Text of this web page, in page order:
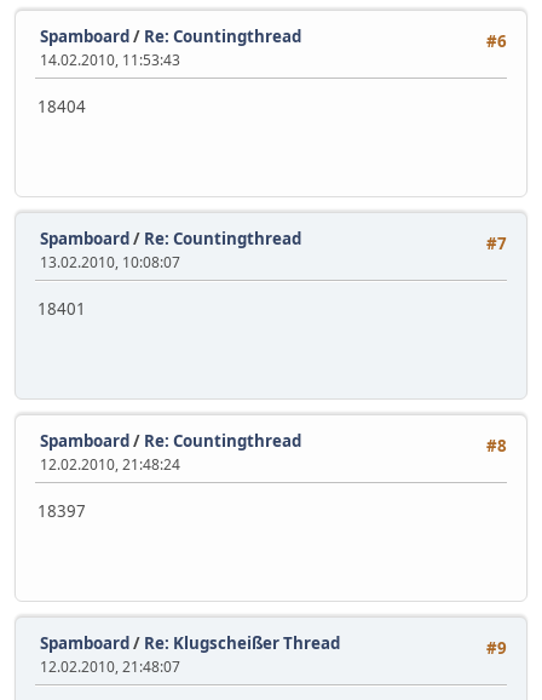
#6
Spamboard/ Re: Countingthread
14.02.2010, 11:53:43
18404
#7
Spamboard/ Re: Countingthread
13.02.2010, 10:08:07
18401
#8
Spamboard/ Re: Countingthread
12.02.2010, 21:48:24
18397
#9
Spamboard/ Re: Klugscheißer Thread
12.02.2010, 21:48:07